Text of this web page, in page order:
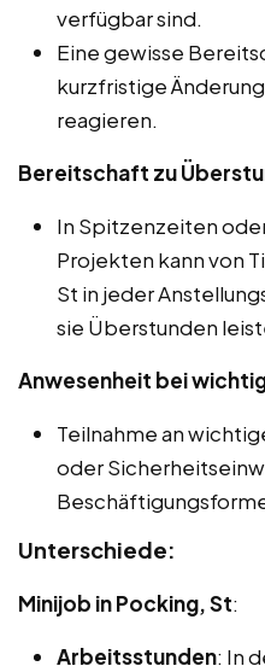
verfügbar sind.
Eine gewisse
kurzfristige
reagieren.
Bereitschaft zu
In Spitzenzeiten
Projekten kann von
St in jeder
sie Überstunden
Anwesenheit bei
Teilnahme an
oder
Unterschiede:
Minijob in Pocking, St:
Arbeitsstunden: In